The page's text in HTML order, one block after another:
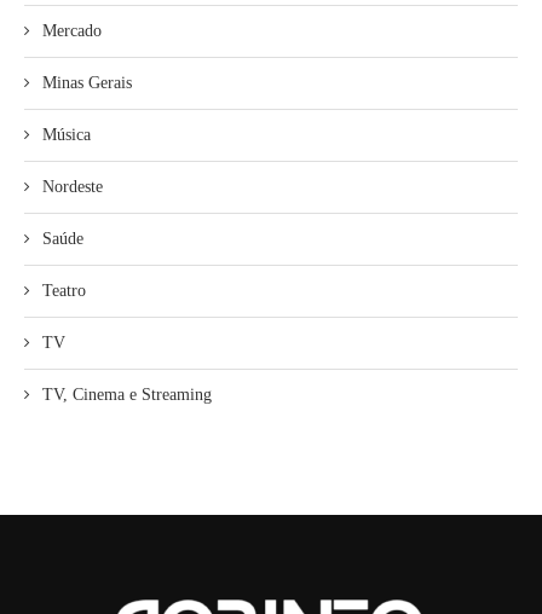
Mercado
Minas Gerais
Música
Nordeste
Saúde
Teatro
TV
TV, Cinema e Streaming